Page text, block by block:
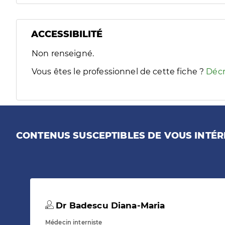
ACCESSIBILITÉ
Filtres
Sélectionnez un ou plusieurs handicaps/besoins
Non renseigné.
Vous êtes le professionnel de cette fiche ?
CONTENUS SUSCEPTIBLES DE VOUS
Dr Badescu Diana-Maria
Médecin interniste